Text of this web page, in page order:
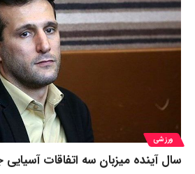
ورزشی
سال آینده میزبان سه اتفاقات